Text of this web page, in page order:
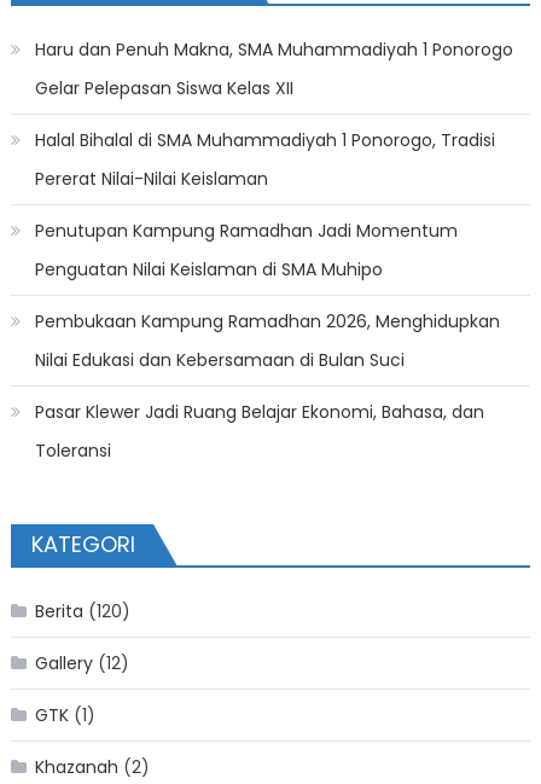
Haru dan Penuh Makna, SMA Muhammadiyah 1 Ponorogo
Gelar Pelepasan Siswa Kelas XII
Halal Bihalal di SMA Muhammadiyah 1 Ponorogo, Tradisi
Pererat Nilai-Nilai Keislaman
Penutupan Kampung Ramadhan Jadi Momentum
Penguatan Nilai Keislaman di SMA Muhipo
Pembukaan Kampung Ramadhan 2026, Menghidupkan
Nilai Edukasi dan Kebersamaan di Bulan Suci
Pasar Klewer Jadi Ruang Belajar Ekonomi, Bahasa, dan
Toleransi
KATEGORI
Berita (120)
Gallery(12)
GTK(1)
Khazanah (2)